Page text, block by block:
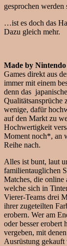
gesprochen werden
…ist es doch das
Dazu gleich mehr.
Made by Nintendo
Games direkt aus
immer mit einem
denn das
Qualitätsansprüche
wenige, dafür
auf den Markt zu
Hochwertigkeit
Moment noch*, an
Reihe nach.
Alles ist bunt, laut
familientauglichen
Matches, die online
welche sich in
Vierer-Teams drei
ihrer zugeteilten
erobern. Wer am
oder besser
vergeben, mit
Ausrüstung